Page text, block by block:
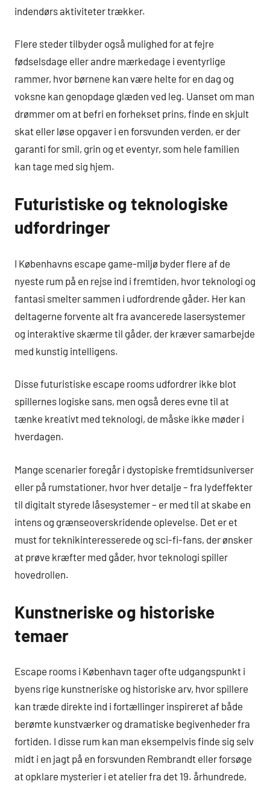
indendørs aktiviteter trækker.
Flere steder tilbyder også mulighed for at fejre
fødselsdage eller andre mærkedage i eventyrlige
rammer, hvor børnene kan være helte for en dag og
voksne kan genopdage glæden ved leg. Uanset om man
drømmer om at befri en forhekset prins, finde en skjult
skat eller løse opgaver i en forsvunden verden, er der
garanti for smil, grin og et eventyr, som hele familien
kan tage med sig hjem.
Futuristiske og teknologiske
udfordringer
I Københavns escape game-miljø byder flere af de
nyeste rum på en rejse ind i fremtiden, hvor teknologi og
fantasi smelter sammen i udfordrende gåder. Her kan
deltagerne forvente alt fra avancerede lasersystemer
og interaktive skærme til gåder, der kræver samarbejde
med kunstig intelligens.
Disse futuristiske escape rooms udfordrer ikke blot
spillernes logiske sans, men også deres evne til at
tænke kreativt med teknologi, de måske ikke møder i
hverdagen.
Mange scenarier foregår i dystopiske fremtidsuniverser
eller på rumstationer, hvor hver detalje – fra lydeffekter
til digitalt styrede låsesystemer – er med til at skabe en
intens og grænseoverskridende oplevelse. Det er et
must for teknikinteresserede og sci-fi-fans, der ønsker
at prøve kræfter med gåder, hvor teknologi spiller
hovedrollen.
Kunstneriske og historiske
temaer
Escape rooms i København tager ofte udgangspunkt i
byens rige kunstneriske og historiske arv, hvor spillere
kan træde direkte ind i fortællinger inspireret af både
berømte kunstværker og dramatiske begivenheder fra
fortiden. I disse rum kan man eksempelvis finde sig selv
midt i en jagt på en forsvunden Rembrandt eller forsøge
at opklare mysterier i et atelier fra det 19. århundrede,